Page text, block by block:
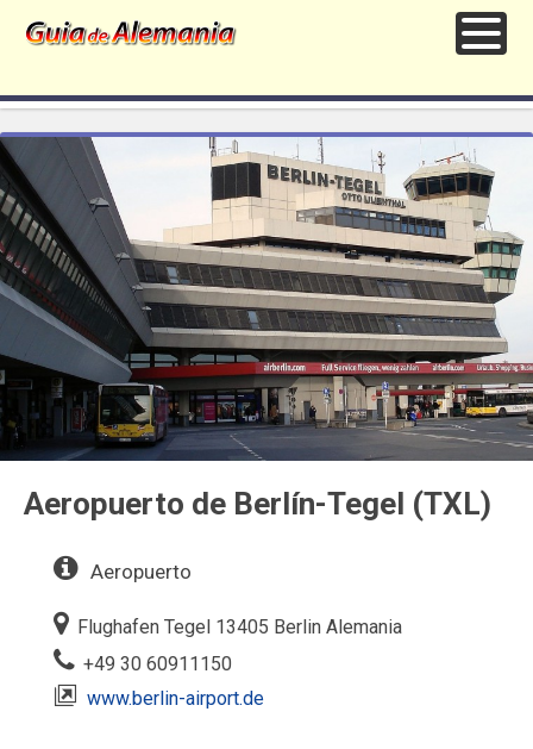
Aeropuerto de Berlín-Tegel (TXL)
Aeropuerto
Flughafen Tegel 13405 Berlin Alemania‎
+49 30 60911150
www.berlin-airport.de